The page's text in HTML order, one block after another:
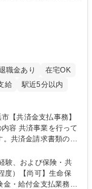
職金あり
在宅OK
給
駅近5分以内
。共済金請求書類の受
医療機関等からの問
業務全般を担当 ■専
送作業 ■加入者様や
験、および保険・共
度）【尚可】生命保
金・給付金支払業務経